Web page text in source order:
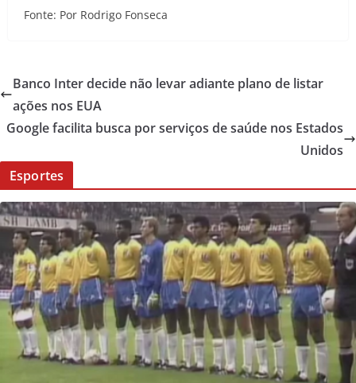
Fonte: Por Rodrigo Fonseca
Banco Inter decide não levar adiante plano de listar
ações nos EUA
Google facilita busca por serviços de saúde nos Estados
Unidos
Esportes